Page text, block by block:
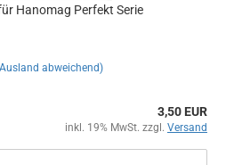
Hanomag Perfekt Serie
abweichend)
3,50 EUR
inkl. 19% MwSt. zzgl. Versand